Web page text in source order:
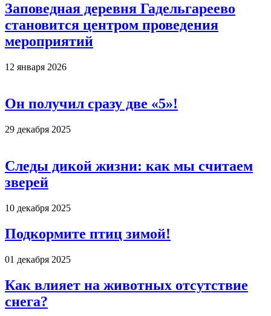
Заповедная деревня Гадельгареево
становится центром проведения
мероприятий
12 января 2026
Он получил сразу две «5»!
29 декабря 2025
Следы дикой жизни: как мы считаем
зверей
10 декабря 2025
Подкормите птиц зимой!
01 декабря 2025
Как влияет на животных отсутствие
снега?